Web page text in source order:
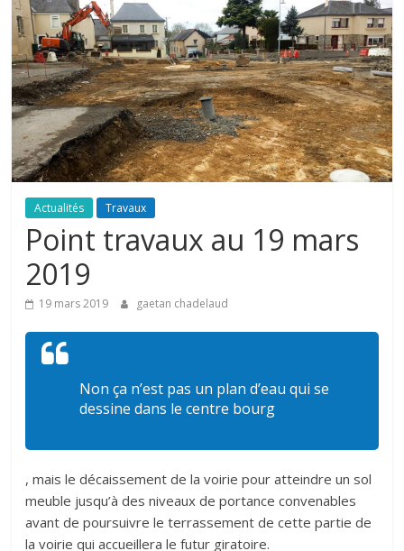
Actualités Travaux
Point travaux au 19 mars
2019
19 mars 2019 gaetan chadelaud
Non ça n’est pas un plan d’eau qui se
dessine dans le centre bourg
, mais le décaissement de la voirie pour atteindre un sol
meuble jusqu’à des niveaux de portance convenables
avant de poursuivre le terrassement de cette partie de
la voirie qui accueillera le futur giratoire.